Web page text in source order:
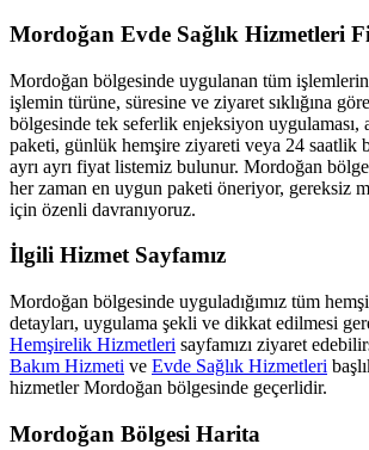
Mordoğan Evde Sağlık Hizmetleri
Mordoğan bölgesinde uygulanan tüm
işlemin türüne, süresine ve ziyaret sıklığına
bölgesinde tek seferlik enjeksiyon uygulaması,
paketi, günlük hemşire ziyareti veya 24 saatlik
ayrı ayrı fiyat listemiz bulunur. Mordoğan
her zaman en uygun paketi öneriyor, gereksiz
için özenli davranıyoruz.
İlgili Hizmet Sayfamız
Mordoğan bölgesinde uyguladığımız tüm
detayları, uygulama şekli ve dikkat edilmesi
Hemşirelik Hizmetleri sayfamızı ziyaret
Bakım Hizmeti ve Evde Sağlık Hizmetleri
hizmetlerMordoğan bölgesinde geçerlidir.
Mordoğan Bölgesi Harita